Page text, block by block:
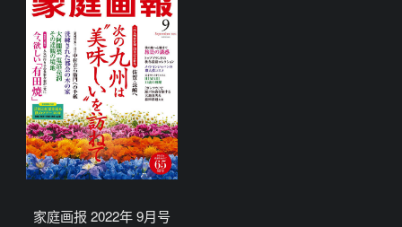
家庭画报 2022年 9月号